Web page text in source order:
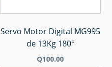
Servo Motor Digital MG995
de 13Kg 180°
Q100.00